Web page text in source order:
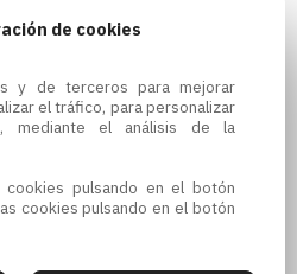
de cookies
y de terceros para mejorar
el tráfico, para personalizar
mediante el análisis de la
pulsando en el botón
cookies pulsando en el botón